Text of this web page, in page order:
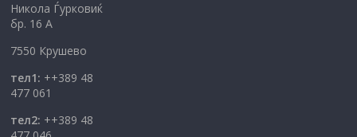
Никола Ѓурковиќ
бр. 16 А
7550 Крушево
тел1: ++389 48
477 061
тел2: ++389 48